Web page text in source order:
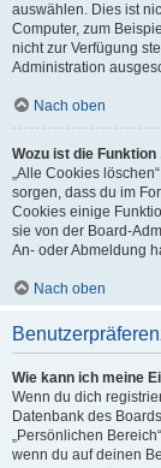
auswählen. Dies ist
Computer, zum
nicht zur Verfügung
Administration
Nach oben
Wozu ist die
„Alle Cookies
sorgen, dass du im
Cookies einige
sie von der Board-
An- oder Abmeldung
Nach oben
Wie kann ich meine
Wenn du dich
Datenbank des
„Persönlichen
wenn du auf deinen